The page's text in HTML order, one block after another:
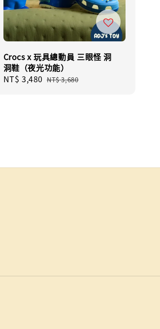
Crocs x 玩具總動員 三眼怪 洞
洞鞋（夜光功能）
Sale
NT$ 3,480 Regular
NT$ 3,680